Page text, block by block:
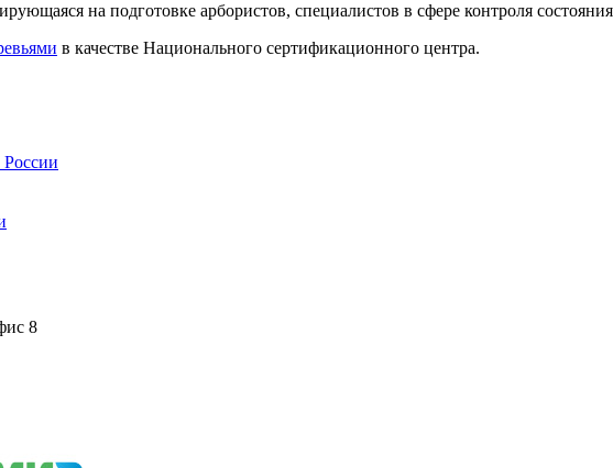
на подготовке арбористов, специалистов в сфере контроля
в качестве Национального сертификационного центра.
8